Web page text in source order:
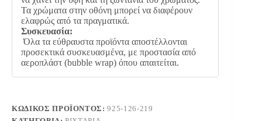
Τα χρώματα στην οθόνη μπορεί να διαφέρουν
ελαφρώς από τα πραγματικά.
Συσκευασία:
Όλα τα εύθραυστα προϊόντα αποστέλλονται
προσεκτικά συσκευασμένα, με προστασία από
αεροπλάστ (bubble wrap) όπου απαιτείται.
ΚΩΔΙΚΌΣ ΠΡΟΪΌΝΤΟΣ:925-126-219